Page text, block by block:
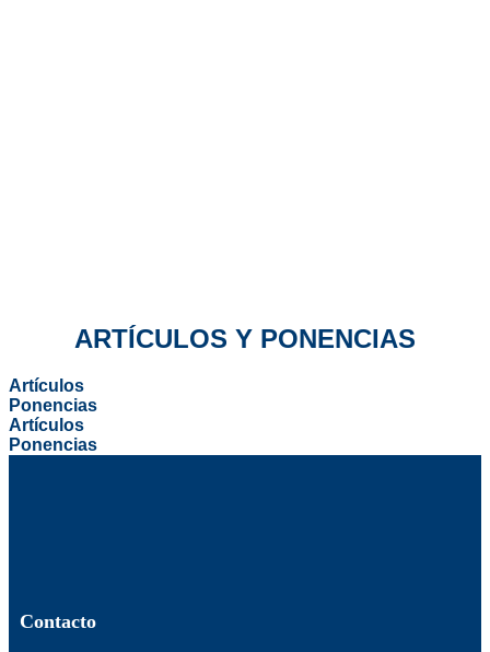
ARTÍCULOS Y PONENCIAS
Artículos
Ponencias
Artículos
Ponencias
Contacto